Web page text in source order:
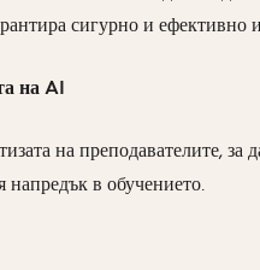
сигурно и ефективно
на AI
на преподавателите,
в обучението.